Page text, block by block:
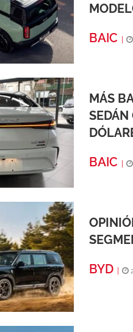
BAIC
MÁS
SEDÁN
BAIC
BYD